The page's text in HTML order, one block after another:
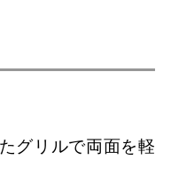
グリルで両面を軽